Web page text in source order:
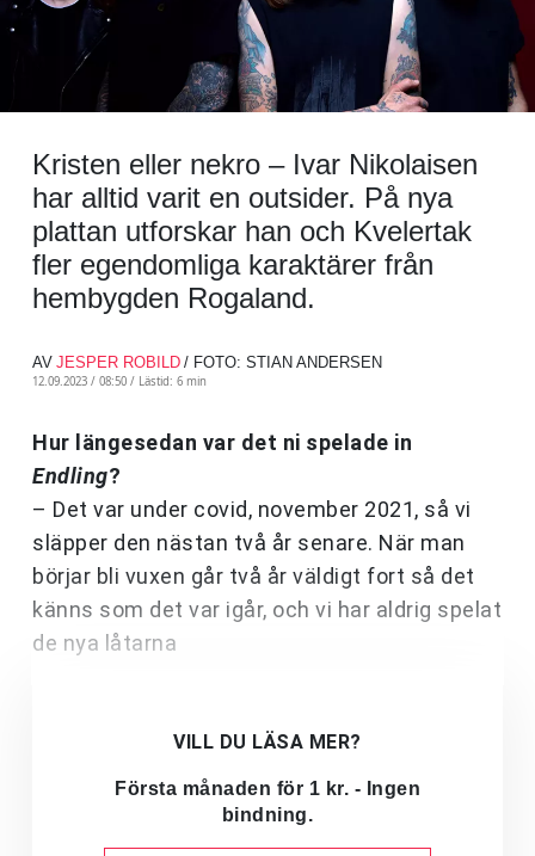
Kristen eller nekro – Ivar Nikolaisen
har alltid varit en outsider. På nya
plattan utforskar han och Kvelertak
fler egendomliga karaktärer från
hembygden Rogaland.
AV JESPER ROBILD / FOTO: STIAN ANDERSEN
12.09.2023 / 08:50 / Lästid: 6 min
Hur längesedan var det ni spelade in
Endling?
– Det var under covid, november 2021, så vi
släpper den nästan två år senare. När man
börjar bli vuxen går två år väldigt fort så det
känns som det var igår, och vi har aldrig spelat
de nya låtarna
VILL DU LÄSA MER?
Första månaden för 1 kr. - Ingen
bindning.